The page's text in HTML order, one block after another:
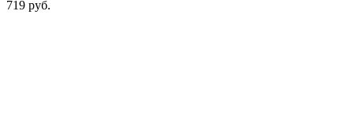
719 руб.